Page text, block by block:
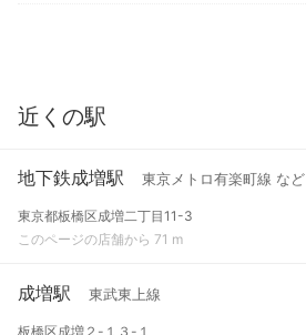
近くの駅
地下鉄成増駅 東京メトロ有楽町線 など
東京都板橋区成増二丁目11-3
このページの店舗から 71 m
成増駅 東武東上線
板橋区成増２-１３-１